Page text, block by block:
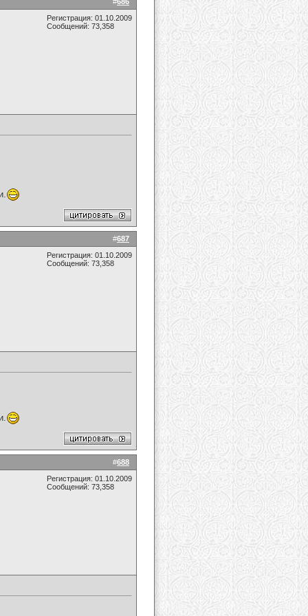
Регистрация: 01.10.2009
Сообщений: 73,358
#687
Регистрация: 01.10.2009
Сообщений: 73,358
#688
Регистрация: 01.10.2009
Сообщений: 73,358